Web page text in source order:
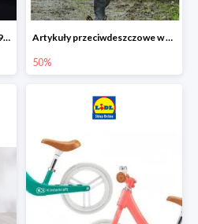
Halloween w Lidlu Online od 6,99 zł Artykuły przeciwdeszczowe w Lodilu Online do -50%
50%